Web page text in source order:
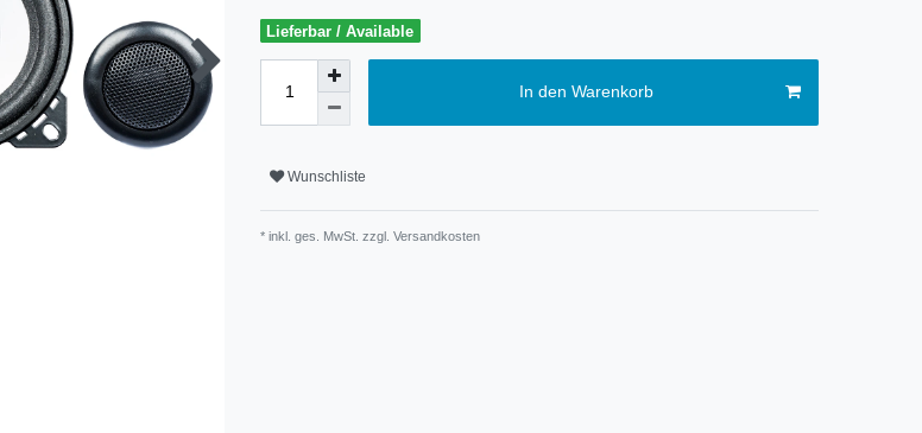
Lieferbar / Available
In den Warenkorb
Wunschliste
* inkl. ges. MwSt. zzgl. Versandkosten